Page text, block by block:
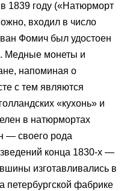
1839 году («Натюрморт
входил в число
Фомич был удостоен
Медные монеты и
напоминая о
с тем являются
«кухонь» и
в натюрмортах
— своего рода
конца 1830-х —
изготавливались в
петербургской фабрике